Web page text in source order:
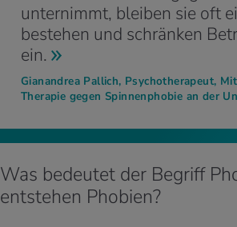
unternimmt, bleiben sie oft
bestehen und schränken
ein.
Gianandrea Pallich, Psychotherapeut,
Therapie gegen Spinnenphobie an der
Was bedeutet der Begriff
entstehen Phobien?